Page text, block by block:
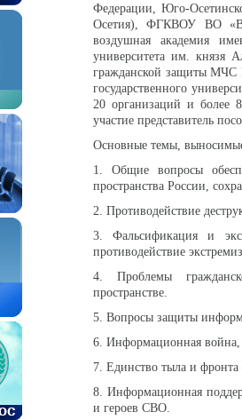
Федерации, Юго-
Осетия), ФГКВОУ ВО
воздушная академия
университета им. князя
гражданской защиты МЧС
государственного
20 организаций и более
участие представитель
Основные темы,
1. Общие вопросы
пространства России,
2. Противодействие
3. Фальсификация и
противодействие
4. Проблемы
пространстве.
5. Вопросы защиты
6. Информационная война,
7. Единство тыла и
8. Информационная
и героев СВО.